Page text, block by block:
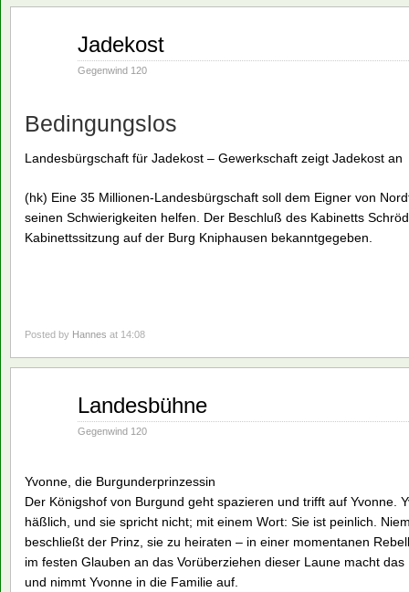
Jadekost
Gegenwind 120
Bedingungslos
Landesbürgschaft für Jadekost – Gewerkschaft zeigt Jadekost an
(hk) Eine 35 Millionen-Landesbürgschaft soll dem Eigner von
seinen Schwierigkeiten helfen. Der Beschluß des Kabinetts
Kabinettssitzung auf der Burg Kniphausen bekanntgegeben.
Posted by Hannes at 14:08
Landesbühne
Gegenwind 120
Yvonne, die Burgunderprinzessin
Der Königshof von Burgund geht spazieren und trifft auf Yvonne.
häßlich, und sie spricht nicht; mit einem Wort: Sie ist peinlich.
beschließt der Prinz, sie zu heiraten – in einer momentanen
im festen Glauben an das Vorüberziehen dieser Laune macht
und nimmt Yvonne in die Familie auf.